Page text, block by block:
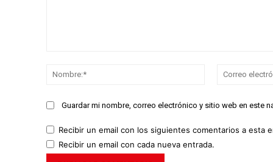
Nombre:*
Guardar mi nombre, correo electrónico y sitio web en este
Recibir un email con los siguientes comentarios a esta
Recibir un email con cada nueva entrada.